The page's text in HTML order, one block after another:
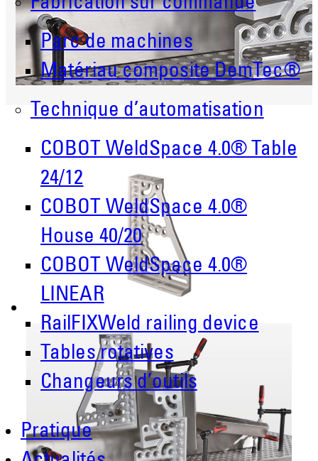
Parc de machines
Matériau composite DemTec®
Technique d’automatisation
COBOT WeldSpace 4.0® Table
24/12
COBOT WeldSpace 4.0®
House 40/20
COBOT WeldSpace 4.0®
LINEAR
RailFIXWeld railing device
Tables rotatives
Changeurs d’outils
Pratique